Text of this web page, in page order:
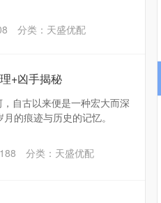
分类： 天盛优配
+凶手揭秘
自古以来便是一种宏大而深
的痕迹与历史的记忆。
188 分类： 天盛优配